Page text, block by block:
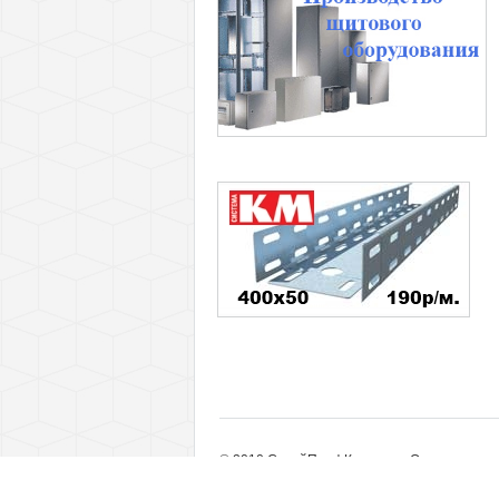
© 2010 СтройПрофКомплект. Оптовые